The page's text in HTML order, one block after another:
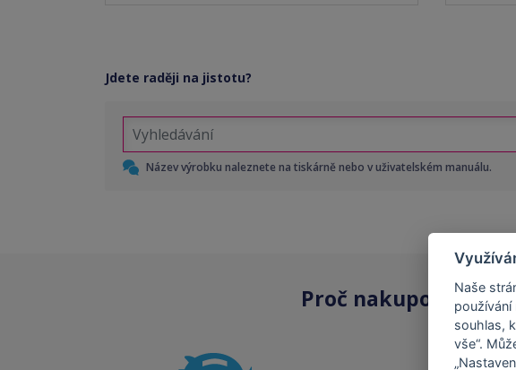
Jdete raději na jistotu?
Název výrobku naleznete na tiskárně nebo v uživatelském manuálu.
Proč nakupovatNaše
souhlas,
vše“.